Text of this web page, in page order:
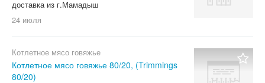
доставка из г.Мамадыш
24 июля
Котлетное мясо говяжье
Котлетное мясо говяжье 80/20, (Trimmings
80/20)